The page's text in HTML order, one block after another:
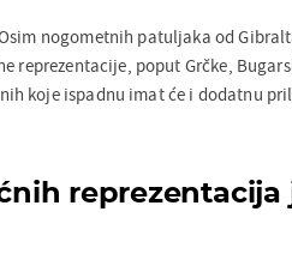
nogometnih patuljaka od
reprezentacije, poput Grčke,
koje ispadnu imat će i dodatnu
reprezentacija